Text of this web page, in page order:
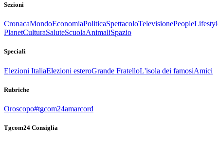
Sezioni
CronacaMondoEconomiaPoliticaSpettacoloTelevisionePeople
PlanetCulturaSaluteScuolaAnimaliSpazio
Speciali
Elezioni ItaliaElezioni esteroGrande FratelloL'isola dei famosiAmici
Rubriche
Oroscopo#tgcom24amarcord
Tgcom24 Consiglia